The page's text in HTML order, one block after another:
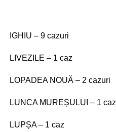
IGHIU – 9 cazuri
LIVEZILE – 1 caz
LOPADEA NOUĂ – 2 cazuri
LUNCA MUREȘULUI – 1 caz
LUPȘA – 1 caz